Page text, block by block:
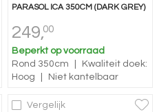
PARASOL ICA 350CM (DARK GREY)
249,00
Beperkt op voorraad
Rond 350cm
Kwaliteit doek:
Hoog
Niet kantelbaar
Vergelijk